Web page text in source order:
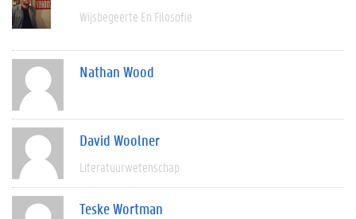
Wijsbegeerte En Filosofie
Nathan Wood
David Woolner
Literatuurwetenschap
Teske Wortman